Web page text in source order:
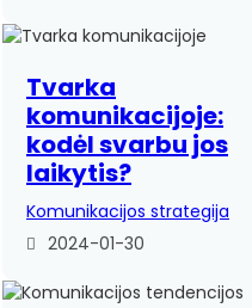
Tvarka
komunikacijoje:
kodėl svarbu jos
laikytis?
Komunikacijos strategija
2024-01-30